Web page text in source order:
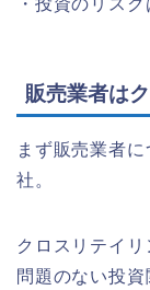
・投資のリス
販売業者は
まず販売業者
社。
クロスリテイ
問題のない投資